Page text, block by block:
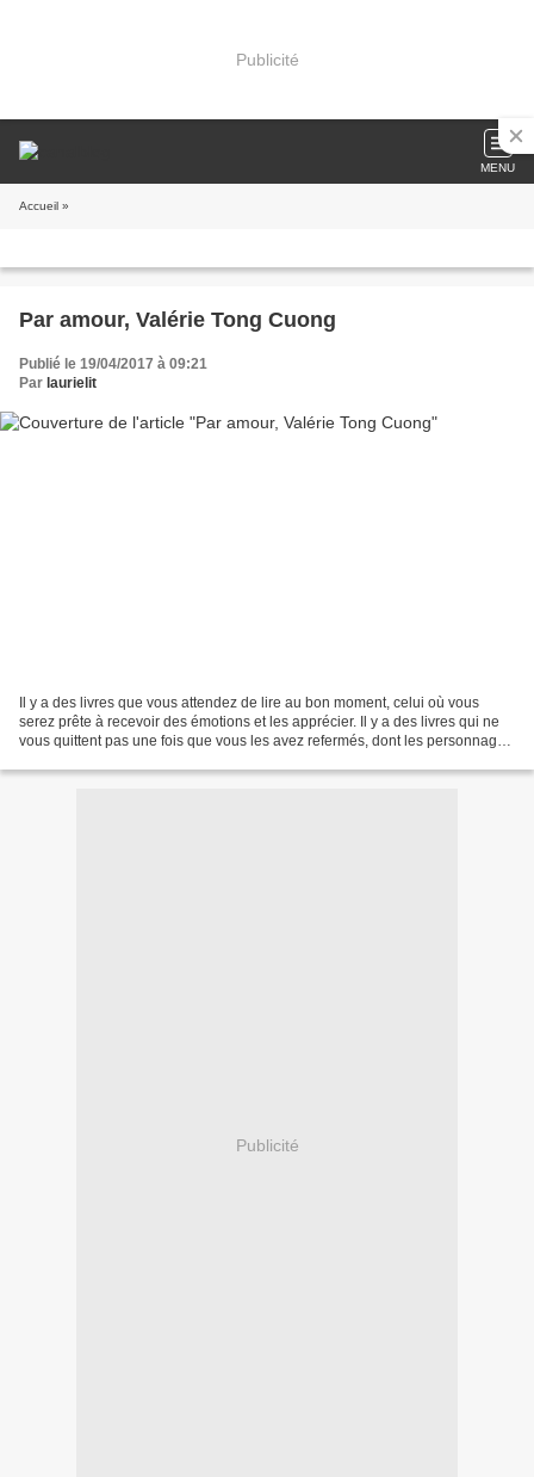
Publicité
MENU
Accueil »
Par amour, Valérie Tong Cuong
Publié le 19/04/2017 à 09:21
Par laurielit
Il y a des livres que vous attendez de lire au bon moment, celui où vous
serez prête à recevoir des émotions et les apprécier. Il y a des livres qui ne
vous quittent pas une fois que vous les avez refermés, dont les personnages
Publicité